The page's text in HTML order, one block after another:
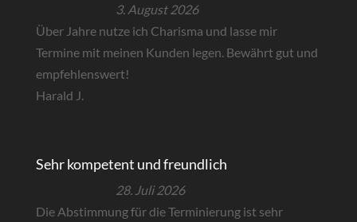
3. August 2026
Über Jahre nutze ich Charisma und lasse mir
Termine mit meinen Kunden legen. Bewährt gut und
empfehlenswert!
Harald J.
Sehr kompetent und freundlich
28. Juli 2026
Die Abstimmung für die Terminierung ist sehr